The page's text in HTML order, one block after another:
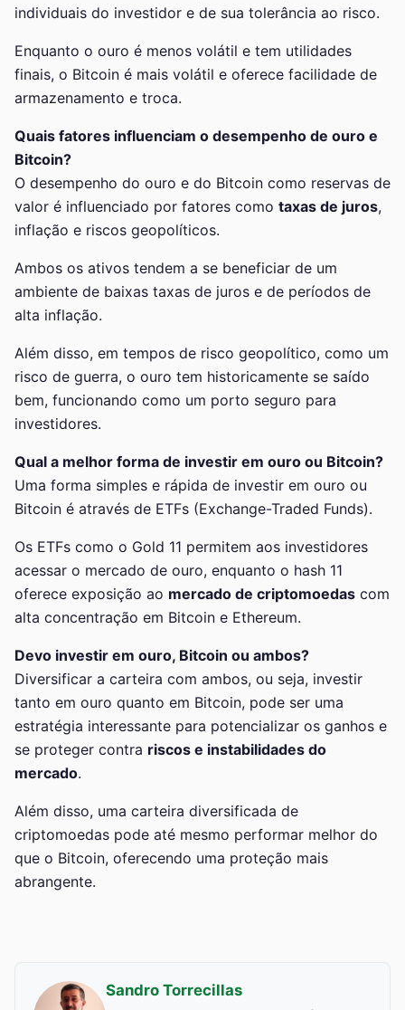
individuais do investidor e de sua tolerância ao risco.
Enquanto o ouro é menos volátil e tem utilidades
finais, o Bitcoin é mais volátil e oferece facilidade de
armazenamento e troca.
Quais fatores influenciam o desempenho de ouro e
Bitcoin?
O desempenho do ouro e do Bitcoin como reservas de
valor é influenciado por fatores como taxas de juros,
inflação e riscos geopolíticos.
Ambos os ativos tendem a se beneficiar de um
ambiente de baixas taxas de juros e de períodos de
alta inflação.
Além disso, em tempos de risco geopolítico, como um
risco de guerra, o ouro tem historicamente se saído
bem, funcionando como um porto seguro para
investidores.
Qual a melhor forma de investir em ouro ou Bitcoin?
Uma forma simples e rápida de investir em ouro ou
Bitcoin é através de ETFs (Exchange-Traded Funds).
Os ETFs como o Gold 11 permitem aos investidores
acessar o mercado de ouro, enquanto o hash 11
oferece exposição ao mercado de criptomoedas com
alta concentração em Bitcoin e Ethereum.
Devo investir em ouro, Bitcoin ou ambos?
Diversificar a carteira com ambos, ou seja, investir
tanto em ouro quanto em Bitcoin, pode ser uma
estratégia interessante para potencializar os ganhos e
se proteger contra riscos e instabilidades do
mercado.
Além disso, uma carteira diversificada de
criptomoedas pode até mesmo performar melhor do
que o Bitcoin, oferecendo uma proteção mais
abrangente.
Sandro Torrecillas